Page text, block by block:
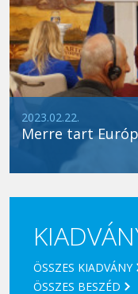
2023.02.22.
Merre tart
ÖSSZES KIADVÁNY
ÖSSZES BESZÉD